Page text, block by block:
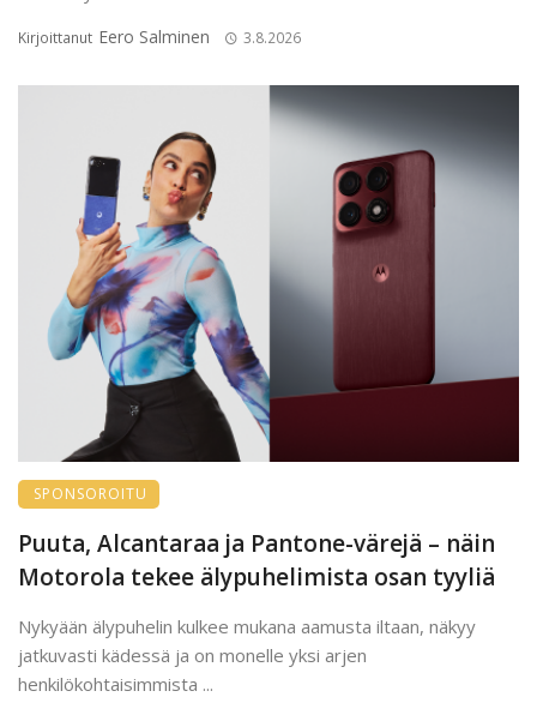
Kirjoittanut Eero Salminen 3.8.2026
SPONSOROITU
Puuta, Alcantaraa ja Pantone-värejä – näin
Motorola tekee älypuhelimista osan tyyliä
Nykyään älypuhelin kulkee mukana aamusta iltaan, näkyy
jatkuvasti kädessä ja on monelle yksi arjen
henkilökohtaisimmista ...